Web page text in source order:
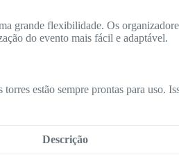
grande flexibilidade. Os
do evento mais fácil e adaptável.
estão sempre prontas para uso.
Descrição